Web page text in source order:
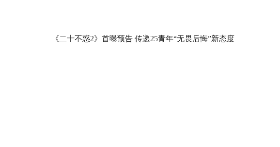
《二十不惑2》首曝预告 传递25青年“无畏后悔”新态度